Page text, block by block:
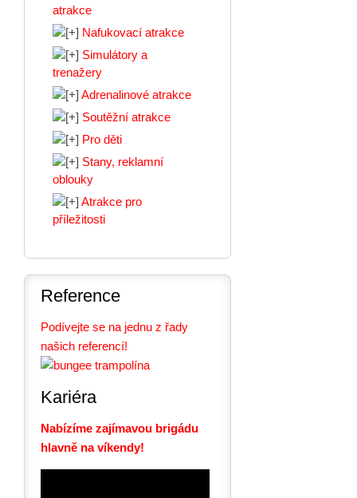
atrakce
Nafukovací atrakce
Simulátory a
trenažery
Adrenalinové atrakce
Soutěžní atrakce
Pro děti
Stany, reklamní
oblouky
Atrakce pro
příležitosti
Reference
Podívejte se na jednu z řady
našich referencí!
Kariéra
Nabízíme zajímavou brigádu
hlavně na víkendy!